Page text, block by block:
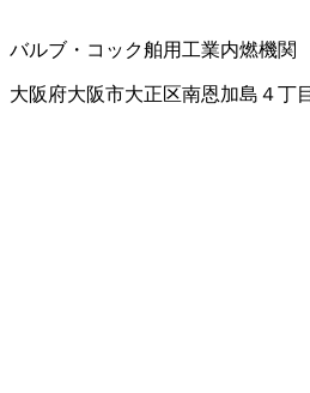
バルブ・コック舶用工業内燃機関
大阪府大阪市大正区南恩加島４丁